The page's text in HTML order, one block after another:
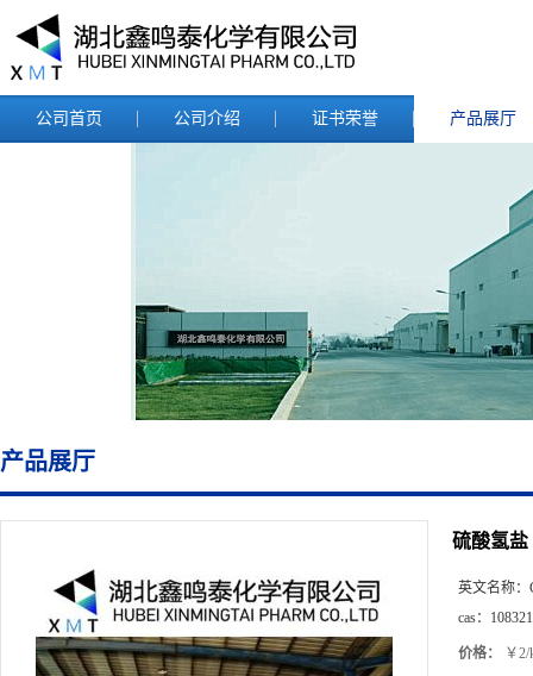
公司首页 公司介绍 证书荣誉 产品展厅
产品展厅
硫酸氢盐
英文名称：
cas：
价格： ￥2/